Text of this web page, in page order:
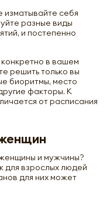
изматывайте себя
разные виды
и постепенно
в вашем
решить только вы
биоритмы, место
факторы. К
от расписания
и мужчины?
для взрослых людей
для них может